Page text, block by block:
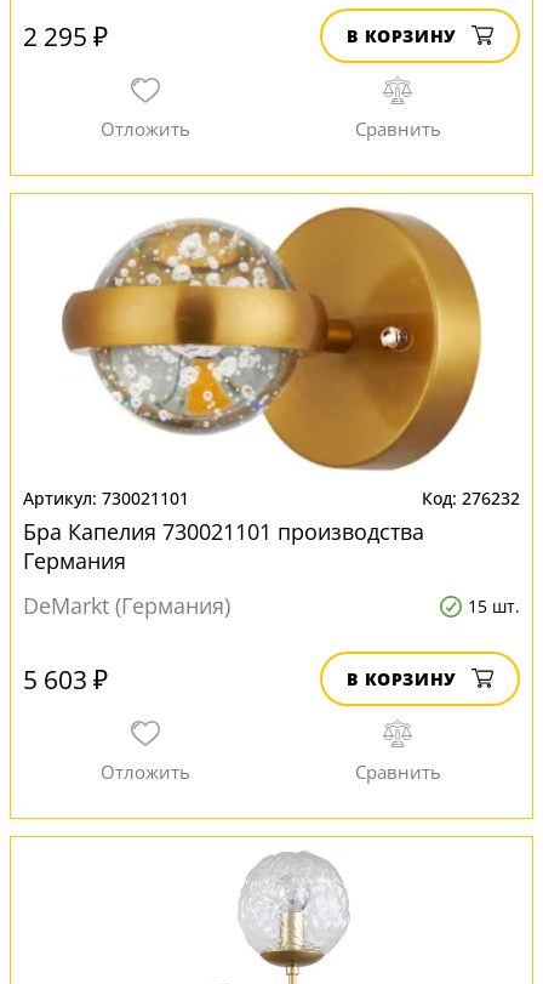
2 295 ₽ В КОРЗИНУ
730021101 276232
Бра Капелия 730021101 производства
Германия
DeMarkt (Германия)
15 шт.
5 603 ₽ В КОРЗИНУ